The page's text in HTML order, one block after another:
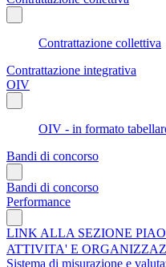
Contrattazione collettiva
Contrattazione integrativa
OIV
OIV - in formato
Bandi di concorso
Bandi di concorso
Performance
LINK ALLA SEZIONE
ATTIVITA' E
Sistema di misurazione e